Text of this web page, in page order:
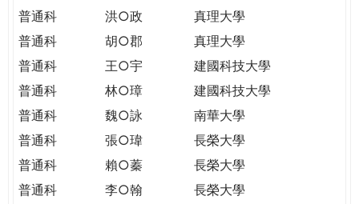
普通科
洪○政
真理大學
普通科
胡○郡
真理大學
普通科
王○宇
建國科技大學
普通科
林○璋
建國科技大學
普通科
魏○詠
南華大學
普通科
張○瑋
長榮大學
普通科
賴○蓁
長榮大學
普通科
李○翰
長榮大學